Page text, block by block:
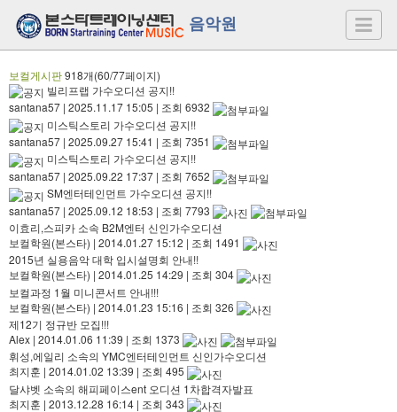
음악원
보컬게시판918개(60/77페이지)
빌리프랩 가수오디션 공지!!
santana57 | 2025.11.17 15:05 | 조회 6932
미스틱스토리 가수오디션 공지!!
santana57 | 2025.09.27 15:41 | 조회 7351
미스틱스토리 가수오디션 공지!!
santana57 | 2025.09.22 17:37 | 조회 7652
SM엔터테인먼트 가수오디션 공지!!
santana57 | 2025.09.12 18:53 | 조회 7793
이효리,스피카 소속 B2M엔터 신인가수오디션
보컬학원(본스타) | 2014.01.27 15:12 | 조회 1491
2015년 실용음악 대학 입시설명회 안내!!
보컬학원(본스타) | 2014.01.25 14:29 | 조회 304
보컬과정 1월 미니콘서트 안내!!!
보컬학원(본스타) | 2014.01.23 15:16 | 조회 326
제12기 정규반 모집!!!
Alex | 2014.01.06 11:39 | 조회 1373
휘성,에일리 소속의 YMC엔터테인먼트 신인가수오디션
최지훈 | 2014.01.02 13:39 | 조회 495
달샤벳 소속의 해피페이스ent 오디션 1차합격자발표
최지훈 | 2013.12.28 16:14 | 조회 343